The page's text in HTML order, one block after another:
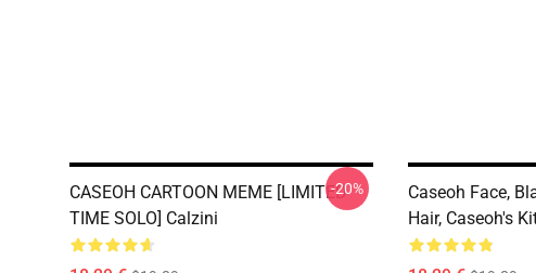
CASEOH CARTOON MEME [LIMITED
TIME SOLO] Calzini
-20%
Caseoh Face,
Hair, Caseoh's